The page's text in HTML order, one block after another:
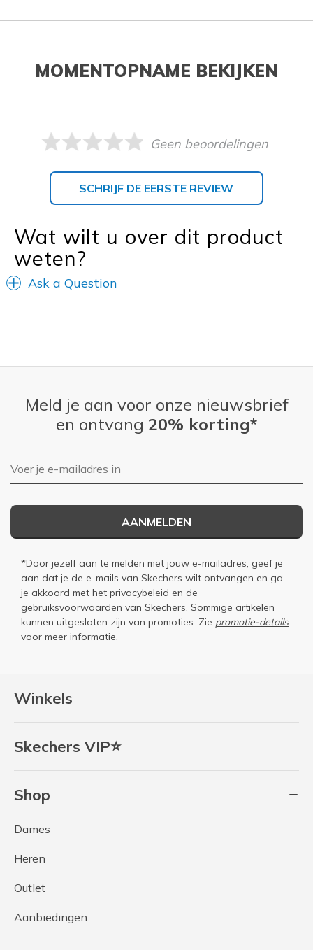
MOMENTOPNAME BEKIJKEN
Geen beoordelingen
SCHRIJF DE EERSTE REVIEW
Wat wilt u over dit product
weten?
Ask a Question
Winkels
Skechers VIP⭐
Shop
Dames
Heren
Outlet
Aanbiedingen
Meld je aan voor onze nieuwsbrief
en ontvang 20% korting*
E-mailadres
AANMELDEN
*Door jezelf aan te melden met jouw e-mailadres, geef je
aan dat je de e-mails van Skechers wilt ontvangen en ga
je akkoord met het privacybeleid en de
gebruiksvoorwaarden van Skechers. Sommige artikelen
kunnen uitgesloten zijn van promoties. Zie promotie-details
voor meer informatie.